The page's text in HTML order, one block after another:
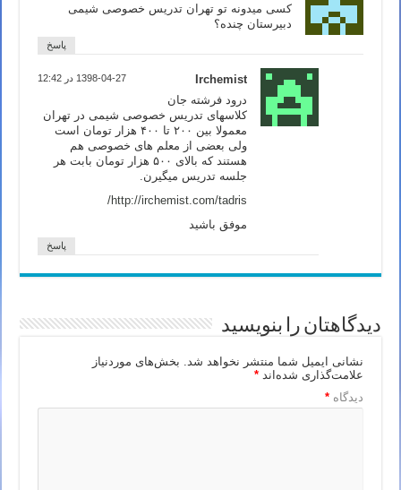
کسی میدونه تو تهران تدریس خصوصی شیمی
دبیرستان چنده؟
پاسخ
Irchemist 1398-04-27 در 12:42
درود فرشته جان
کلاسهای تدریس خصوصی شیمی در تهران
معمولا بین ۲۰۰ تا ۴۰۰ هزار تومان است
ولی بعضی از معلم های خصوصی هم
هستند که بالای ۵۰۰ هزار تومان بابت هر
جلسه تدریس میگیرن.
http://irchemist.com/tadris/
موفق باشید
پاسخ
دیدگاهتان را بنویسید
نشانی ایمیل شما منتشر نخواهد شد.
بخش‌های موردنیاز
علامت‌گذاری شده‌اند*
دیدگاه*